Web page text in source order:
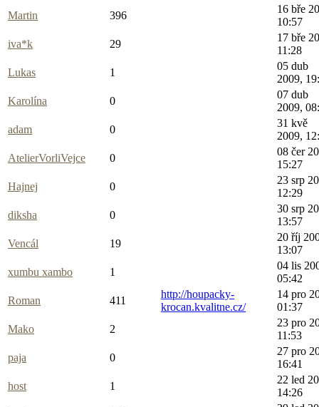
Martin
396
16 bře
10:57
iva*k
29
17 bře
11:28
Lukas
1
05 dub
2009,
Karolína
0
07 dub
2009,
adam
0
31 kvě
2009,
AtelierVorliVejce
0
08 čer
15:27
Hajnej
0
23 srp
12:29
diksha
0
30 srp
13:57
Vencál
19
20 říj
13:07
xumbu xambo
1
04 lis
05:42
Roman
411
http://houpacky-
krocan.kvalitne.cz/
14 pro
01:37
Mako
2
23 pro
11:53
paja
0
27 pro
16:41
host
1
22 led
14:26